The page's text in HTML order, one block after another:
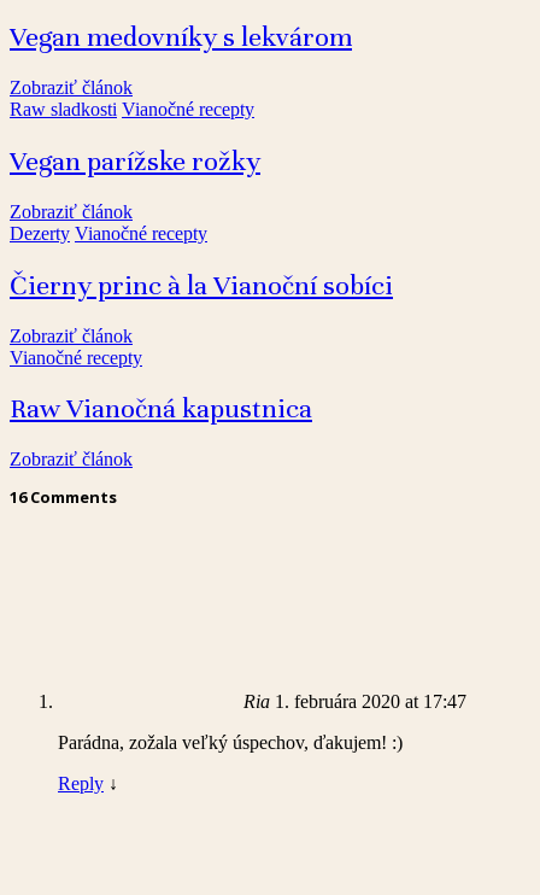
Vegan medovníky s lekvárom
Zobraziť článok
Raw sladkosti Vianočné recepty
Vegan parížske rožky
Zobraziť článok
Dezerty Vianočné recepty
Čierny princ à la Vianoční sobíci
Zobraziť článok
Vianočné recepty
Raw Vianočná kapustnica
Zobraziť článok
16 Comments
Ria 1. februára 2020 at 17:47
Parádna, zožala veľký úspechov, ďakujem! :)
Reply ↓